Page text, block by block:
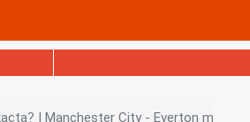
| Manchester City - Everton maçı